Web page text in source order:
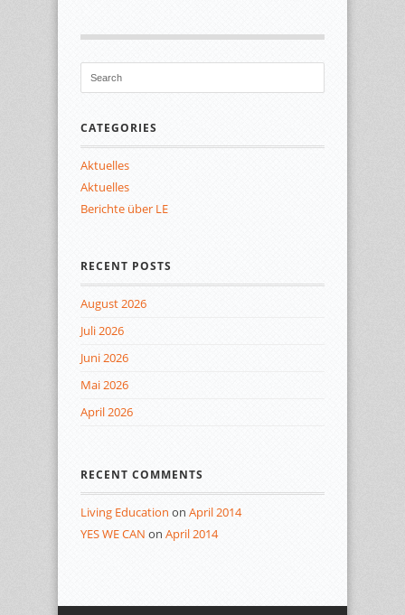
CATEGORIES
Aktuelles
Aktuelles
Berichte über LE
RECENT POSTS
August 2026
Juli 2026
Juni 2026
Mai 2026
April 2026
RECENT COMMENTS
Living Education on April 2014
YES WE CAN on April 2014